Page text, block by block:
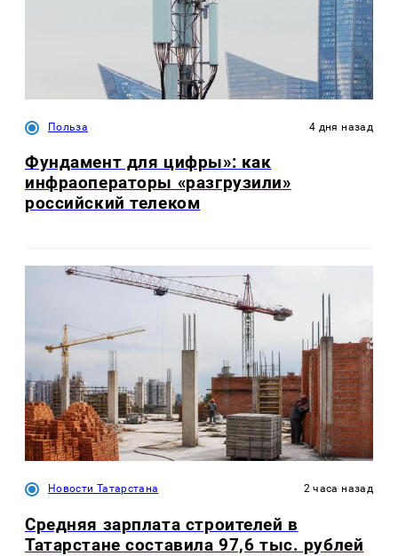
Польза 4 дня назад
Фундамент для цифры»: как
инфраоператоры «разгрузили»
российский телеком
Новости Татарстана 2 часа назад
Средняя зарплата строителей в
Татарстане составила 97,6 тыс. рублей